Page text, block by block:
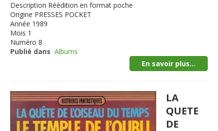
Description Réédition en format poche
Origine PRESSES POCKET
Année 1989
Mois 1
Numéro 8
Publié dans Albums
En savoir plus...
LA
QUETE
DE